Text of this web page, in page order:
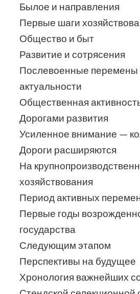
Былое и направления
Первые шаги
Общество и быт
Развитие и сотрясения
Послевоенные перемены
актуальности
Общественная
Дорогами развития
Усиленное внимание —
Дороги расширяются
На
хозяйствования
Период активных
Первые годы
государства
Следующим этапом
Перспективы на будущее
Хронология важнейших